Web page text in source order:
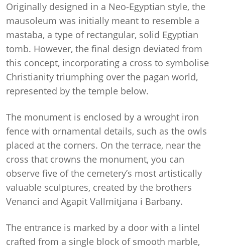
Originally designed in a Neo-Egyptian style, the
mausoleum was initially meant to resemble a
mastaba, a type of rectangular, solid Egyptian
tomb. However, the final design deviated from
this concept, incorporating a cross to symbolise
Christianity triumphing over the pagan world,
represented by the temple below.
The monument is enclosed by a wrought iron
fence with ornamental details, such as the owls
placed at the corners. On the terrace, near the
cross that crowns the monument, you can
observe five of the cemetery’s most artistically
valuable sculptures, created by the brothers
Venanci and Agapit Vallmitjana i Barbany.
The entrance is marked by a door with a lintel
crafted from a single block of smooth marble,